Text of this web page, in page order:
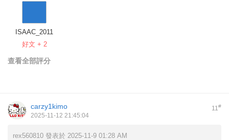
ISAAC_2011
好文 + 2
查看全部評分
11 #
carzy1kimo
2025-11-12 21:45:04
rex560810 發表於 2025-11-9 01:28 AM